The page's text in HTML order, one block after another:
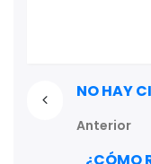
NO HAY
Anterior